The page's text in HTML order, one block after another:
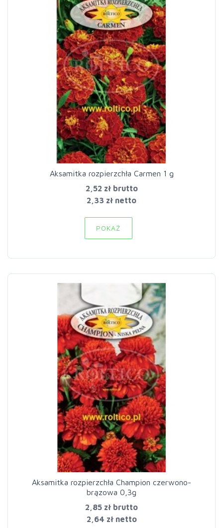
Aksamitka rozpierzchła Carmen 1 g
2,52 złbrutto
2,33 zł netto
POKAŻ
Aksamitka rozpierzchła Champion czerwono-
brązowa 0,3g
2,85 zł brutto
2,64 zł netto